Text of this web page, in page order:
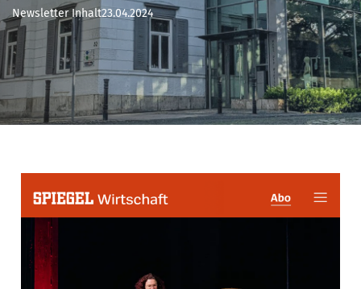
Newsletter Inhalt23.04.2024